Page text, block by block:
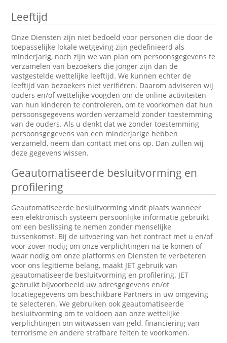
Leeftijd
Onze Diensten zijn niet bedoeld voor personen die door de
toepasselijke lokale wetgeving zijn gedefinieerd als
minderjarig, noch zijn we van plan om persoonsgegevens te
verzamelen van bezoekers die jonger zijn dan de
vastgestelde wettelijke leeftijd. We kunnen echter de
leeftijd van bezoekers niet verifiëren. Daarom adviseren wij
ouders en/of wettelijke voogden om de online activiteiten
van hun kinderen te controleren, om te voorkomen dat hun
persoonsgegevens worden verzameld zonder toestemming
van de ouders. Als u denkt dat we zonder toestemming
persoonsgegevens van een minderjarige hebben
verzameld, neem dan contact met ons op. Dan zullen wij
deze gegevens wissen.
Geautomatiseerde besluitvorming en
profilering
Geautomatiseerde besluitvorming vindt plaats wanneer
een elektronisch systeem persoonlijke informatie gebruikt
om een beslissing te nemen zonder menselijke
tussenkomst. Bij de uitvoering van het contract met u en/of
voor zover nodig om onze verplichtingen na te komen of
waar nodig om onze platforms en Diensten te verbeteren
voor ons legitieme belang, maakt JET gebruik van
geautomatiseerde besluitvorming en profilering. JET
gebruikt bijvoorbeeld uw adresgegevens en/of
locatiegegevens om beschikbare Partners in uw omgeving
te selecteren. We gebruiken ook geautomatiseerde
besluitvorming om te voldoen aan onze wettelijke
verplichtingen om witwassen van geld, financiering van
terrorisme en andere strafbare feiten te voorkomen.